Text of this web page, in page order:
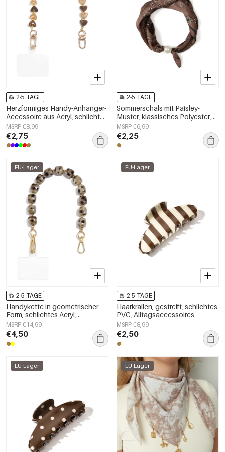
2-5 TAGE
Herzförmiges Handy-Anhänger-
Accessoire aus Acryl, schlicht
und alltagstauglich
MSRP €8,99
€2,75
2-5 TAGE
Sommerschals mit Paisley-
Muster, klassisches Polyester,
Alltagsaccessoires
MSRP €6,99
€2,25
EU-Lager
2-5 TAGE
Handykette in geometrischer
Form, schlichtes Acryl,
Alltagsaccessoire
MSRP €14,99
€4,50
EU-Lager
2-5 TAGE
Haarkrallen, gestreift, schlichtes
PVC, Alltagsaccessoires
MSRP €8,99
€2,50
EU-Lager EU-Lager